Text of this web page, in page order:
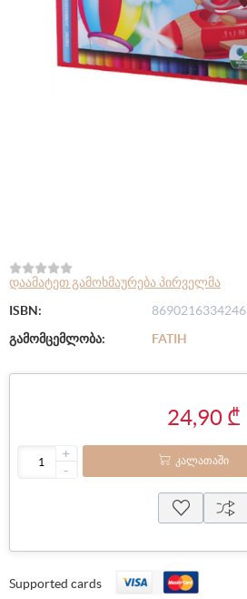
დაამატეთ გამოხმაურება პირველმა
ISBN:
8690216334246
გამომცემლობა:
FATIH
24,90 ₾
+
-
ᲙᲐᲚᲐᲗᲐᲨᲘ
Supported cards